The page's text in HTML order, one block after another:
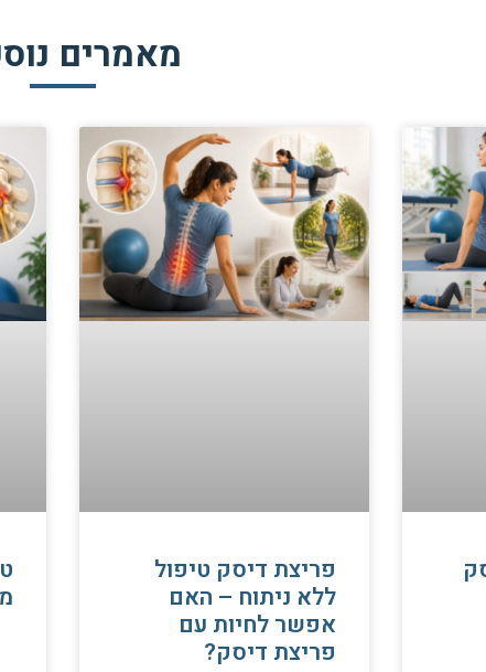
מאמרים
פריצת דיסק טיפול
ללא ניתוח – האם
אפשר לחיות עם
פריצת דיסק?